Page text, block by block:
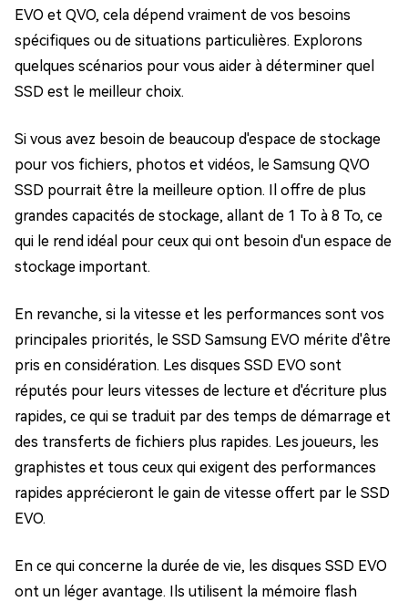
EVO et QVO, cela dépend vraiment de vos besoins
spécifiques ou de situations particulières. Explorons
quelques scénarios pour vous aider à déterminer quel
SSD est le meilleur choix.
Si vous avez besoin de beaucoup d'espace de stockage
pour vos fichiers, photos et vidéos, le Samsung QVO
SSD pourrait être la meilleure option. Il offre de plus
grandes capacités de stockage, allant de 1 To à 8 To, ce
qui le rend idéal pour ceux qui ont besoin d'un espace de
stockage important.
En revanche, si la vitesse et les performances sont vos
principales priorités, le SSD Samsung EVO mérite d'être
pris en considération. Les disques SSD EVO sont
réputés pour leurs vitesses de lecture et d'écriture plus
rapides, ce qui se traduit par des temps de démarrage et
des transferts de fichiers plus rapides. Les joueurs, les
graphistes et tous ceux qui exigent des performances
rapides apprécieront le gain de vitesse offert par le SSD
EVO.
En ce qui concerne la durée de vie, les disques SSD EVO
ont un léger avantage. Ils utilisent la mémoire flash